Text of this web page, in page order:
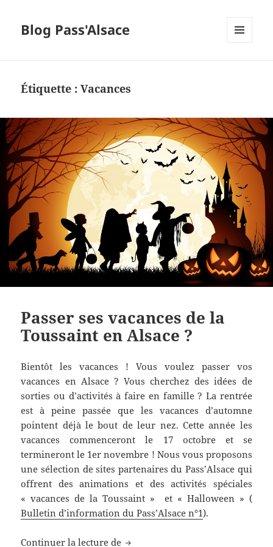
Blog Pass'Alsace
Étiquette :Vacances
Passer ses vacances de la
Toussaint en Alsace ?
Bientôt les vacances ! Vous voulez passer vos
vacances en Alsace ? Vous cherchez des idées de
sorties ou d’activités à faire en famille ? La rentrée
est à peine passée que les vacances d’automne
pointent déjà le bout de leur nez. Cette année les
vacances commenceront le 17 octobre et se
termineront le 1er novembre ! Nous vous proposons
une sélection de sites partenaires du Pass’Alsace qui
offrent des animations et des activités spéciales
« vacances de la Toussaint » et « Halloween » (
Bulletin d’information du Pass’Alsace n°1).
Continuer la lecture de Passer ses vacances de la